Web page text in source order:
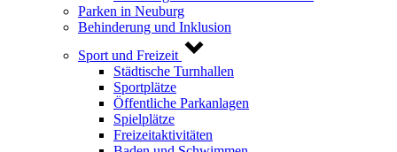
Parken in Neuburg
Behinderung und Inklusion
Sport und Freizeit
Städtische Turnhallen
Sportplätze
Öffentliche Parkanlagen
Spielplätze
Freizeitaktivitäten